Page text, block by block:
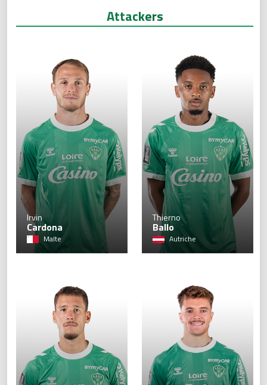
Attackers
7
Irvin
Cardona
Malte
Thierno
Ballo
Autriche